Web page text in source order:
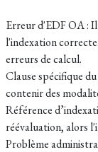
Erreur d'EDF OA :
l'indexation
erreurs de calcul.
Clause spécifique
contenir des
Référence
réévaluation, alors
Problème